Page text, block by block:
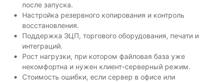
после запуска.
Настройка резервного копирования и контроль
восстановления.
Поддержка ЭЦП, торгового оборудования, печати и
интеграций.
Рост нагрузки, при котором файловая база уже
некомфортна и нужен клиент-серверный режим.
Стоимость ошибки, если сервер в офисе или